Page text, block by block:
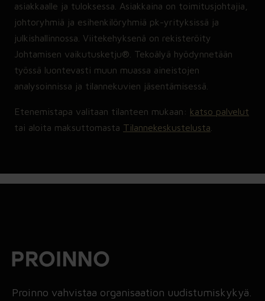
asiakkaalle ja tuloksessa. Asiakkaina on toimitusjohtajia,
johtoryhmiä ja esihenkilöryhmiä pk-yrityksissä ja
julkishallinnossa. Viitekehyksenä on rekisteröity
Johtamisen vaikutusketju®. Tekoälyä hyödynnetään
työssä luontevasti muun muassa aineistojen
analysoinnissa ja tilannekuvien jäsentämisessä.
Etenemistapa valitaan tilanteen mukaan: katso palvelut
tai aloita maksuttomasta Tilannekeskustelusta
Proinno vahvistaa organisaation uudistumiskykyä.